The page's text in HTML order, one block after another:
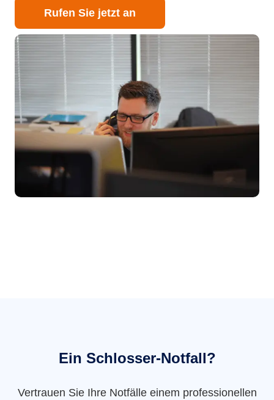
Rufen Sie jetzt an
Ein Schlosser-Notfall?
Vertrauen Sie Ihre Notfälle einem professionellen